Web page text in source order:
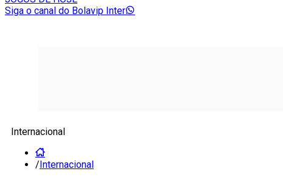
Siga o canal do Bolavip Inter
Internacional
/Internacional